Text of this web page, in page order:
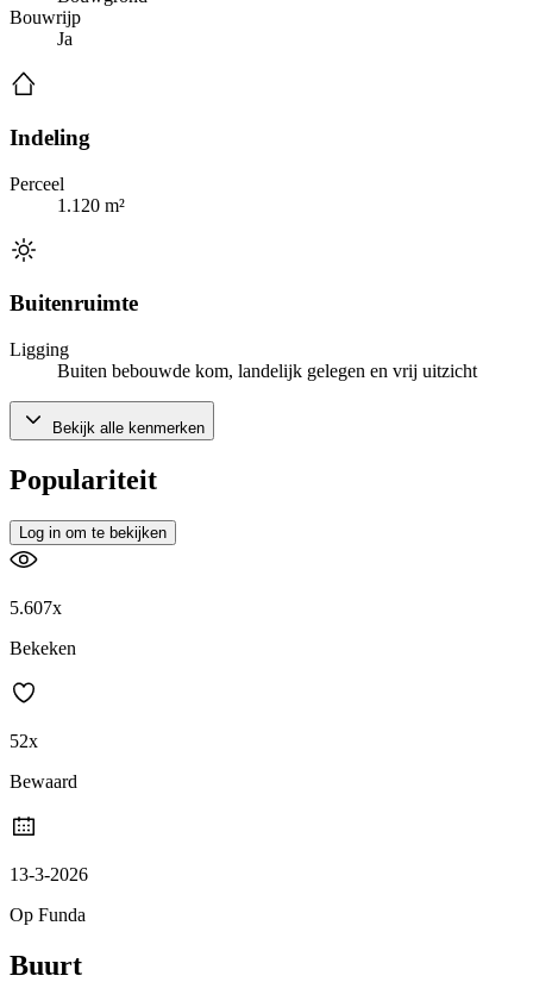
Bouwrijp
Ja
Indeling
Perceel
1.120 m²
Buitenruimte
Ligging
Buiten bebouwde kom, landelijk gelegen en vrij uitzicht
Bekijk alle kenmerken
Populariteit
Log in om te bekijken
5.607x
Bekeken
52x
Bewaard
13-3-2026
Op Funda
Buurt